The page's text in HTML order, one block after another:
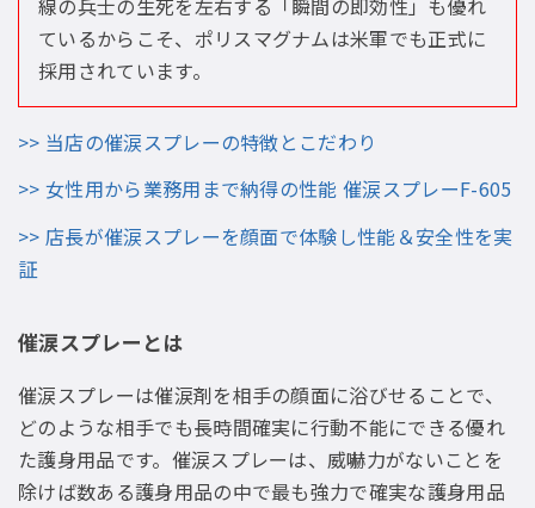
ているからこそ、ポリスマグナムは米軍でも正式に
採用されています。
>> 当店の催涙スプレーの特徴とこだわり
>> 女性用から業務用まで納得の性能 催涙スプレーF-605
>> 店長が催涙スプレーを顔面で体験し性能＆安全性を実
証
催涙スプレーとは
催涙スプレーは催涙剤を相手の顔面に浴びせることで、
どのような相手でも長時間確実に行動不能にできる優れ
た護身用品です。催涙スプレーは、威嚇力がないことを
除けば数ある護身用品の中で最も強力で確実な護身用品